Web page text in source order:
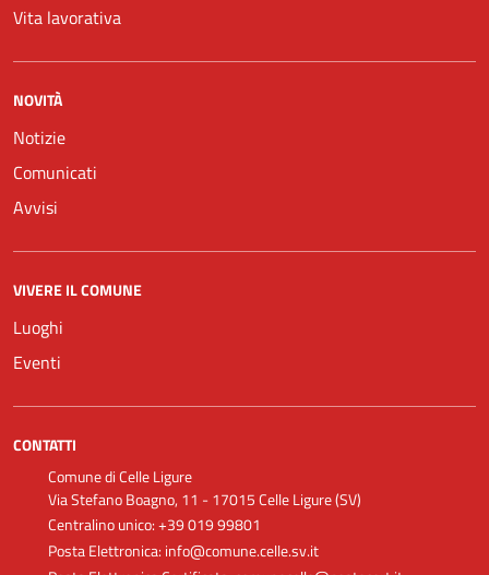
Vita lavorativa
NOVITÀ
Notizie
Comunicati
Avvisi
VIVERE IL COMUNE
Luoghi
Eventi
CONTATTI
Comune di Celle Ligure
Via Stefano Boagno, 11 - 17015 Celle Ligure (SV)
Centralino unico: +39 019 99801
Posta Elettronica: info@comune.celle.sv.it